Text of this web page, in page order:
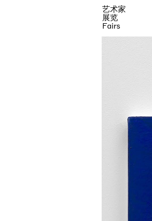
艺术家
展览
Fairs